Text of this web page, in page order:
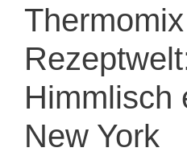
Thermomix
Himmlisch
New York